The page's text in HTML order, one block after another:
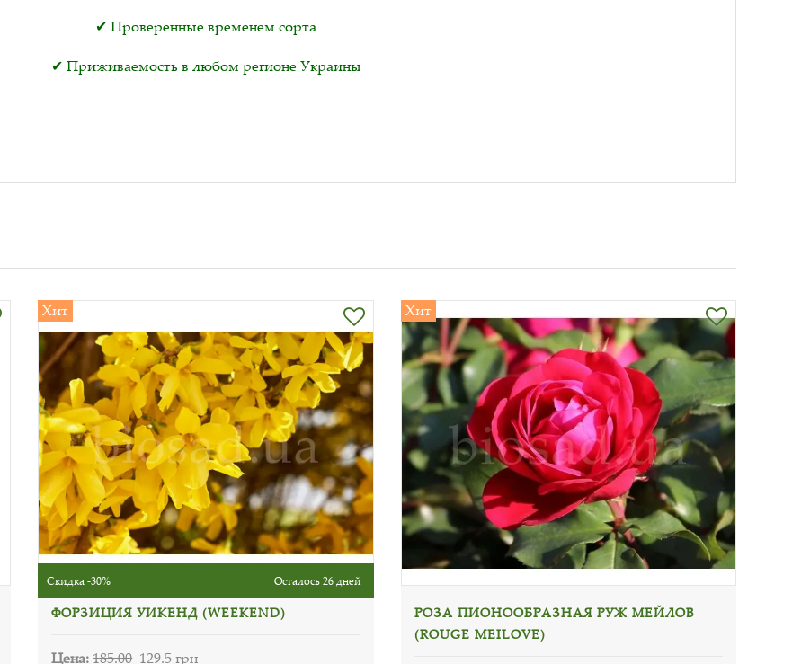
✔ Проверенные временем сорта
✔ Приживаемость в любом регионе Украины
Хит
Скидка -30% Осталось 26 дней
ФОРЗИЦИЯ УИКЕНД (WEEKEND)
Цена:185.00 129.5 грн
Хит
РОЗА ПИОНООБРАЗНАЯ РУЖ МЕЙЛОВ
(ROUGE MEILOVE)